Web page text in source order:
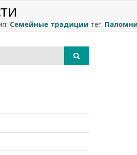
Семейные традиции тег: